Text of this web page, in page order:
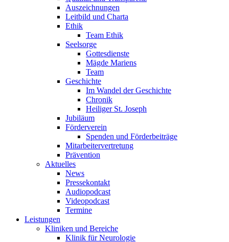
Auszeichnungen
Leitbild und Charta
Ethik
Team Ethik
Seelsorge
Gottesdienste
Mägde Mariens
Team
Geschichte
Im Wandel der Geschichte
Chronik
Heiliger St. Joseph
Jubiläum
Förderverein
Spenden und Förderbeiträge
Mitarbeitervertretung
Prävention
Aktuelles
News
Pressekontakt
Audiopodcast
Videopodcast
Termine
Leistungen
Kliniken und Bereiche
Klinik für Neurologie